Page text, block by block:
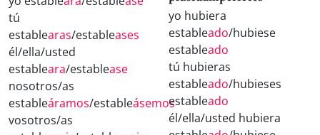
tú
establearas/estableases
él/ella/usted
estableara/establease
nosotros/as
estableáramos/estableásemos
vosotros/as
yo hubiera
estableado/hubiese
estableado
tú hubieras
estableado/hubieses
estableado
él/ella/usted hubiera